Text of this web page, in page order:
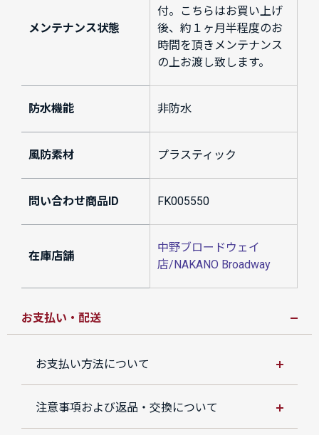
メンテナンス状態
付。こちらはお買い上げ
後、約１ヶ月半程度のお
時間を頂きメンテナンス
の上お渡し致します。
防水機能 非防水
風防素材 プラスティック
問い合わせ商品ID FK005550
在庫店舗
中野ブロードウェイ
店/NAKANO Broadway
お支払い・配送
お支払い方法について
注意事項および返品・交換について